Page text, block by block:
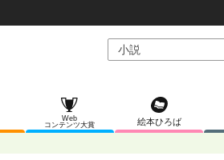
Web
コンテンツ大賞
絵本ひろば